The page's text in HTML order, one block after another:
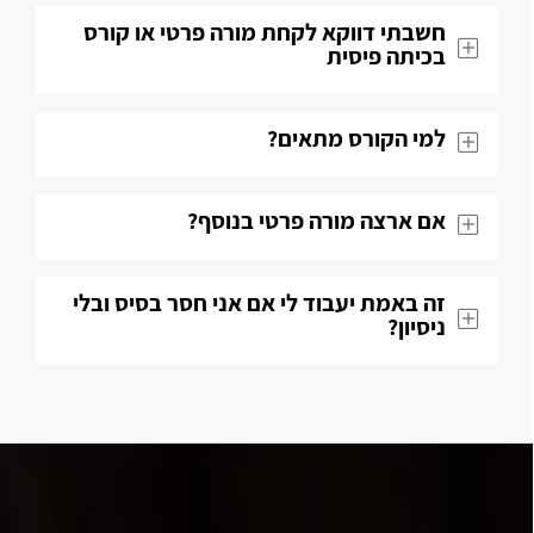
חשבתי דווקא לקחת מורה פרטי או קורס
בכיתה פיסית​
למי הקורס מתאים?
אם ארצה מורה פרטי בנוסף?
זה באמת יעבוד לי אם אני חסר בסיס ובלי
ניסיון?